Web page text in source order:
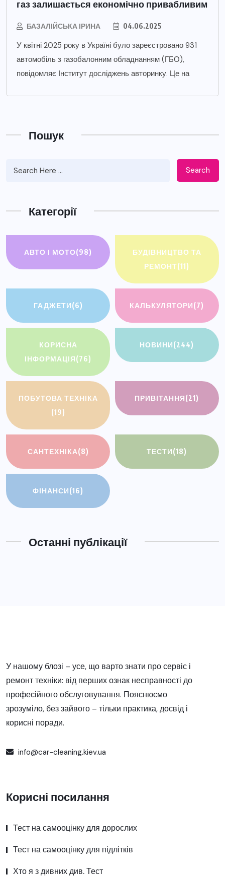
газ залишається економічно привабливим
БАЗАЛІЙСЬКА ІРИНА 04.06.2025
У квітні 2025 року в Україні було зареєстровано 931
автомобіль з газобалонним обладнанням (ГБО),
повідомляє Інститут досліджень авторинку. Це на
Пошук
Search
Категорії
АВТО І МОТО(98)
БУДІВНИЦТВО ТА
РЕМОНТ(11)
ГАДЖЕТИ(6) КАЛЬКУЛЯТОРИ(7)
КОРИСНА
ІНФОРМАЦІЯ(76)
НОВИНИ(244)
ПОБУТОВА ТЕХНІКА
(19)
ПРИВІТАННЯ(21)
САНТЕХНІКА(8) ТЕСТИ(18)
ФІНАНСИ(16)
Останні публікації
У нашому блозі – усе, що варто знати про сервіс і
ремонт техніки: від перших ознак несправності до
професійного обслуговування. Пояснюємо
зрозуміло, без зайвого – тільки практика, досвід і
корисні поради.
info@car-cleaning.kiev.ua
Корисні посилання
Тест на самооцінку для дорослих
Тест на самооцінку для підлітків
Хто я з дивних див. Тест